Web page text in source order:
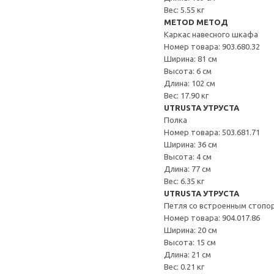
Вес: 5.55 кг
METOD МЕТОД
Каркас навесного шкафа
Номер товара: 903.680.32
Ширина: 81 см
Высота: 6 см
Длина: 102 см
Вес: 17.90 кг
UTRUSTA УТРУСТА
Полка
Номер товара: 503.681.71
Ширина: 36 см
Высота: 4 см
Длина: 77 см
Вес: 6.35 кг
UTRUSTA УТРУСТА
Петля со встроенным
Номер товара: 904.017.86
Ширина: 20 см
Высота: 15 см
Длина: 21 см
Вес: 0.21 кг